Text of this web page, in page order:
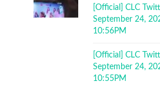
[Official] CLC
September 24,
10:56PM
[Official] CLC
September 24,
10:55PM